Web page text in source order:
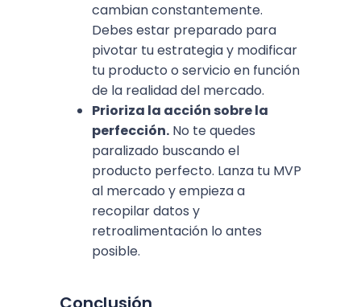
cambian constantemente.
Debes estar preparado para
pivotar tu estrategia y modificar
tu producto o servicio en función
de la realidad del mercado.
Prioriza la acción sobre la
perfección. No te quedes
paralizado buscando el
producto perfecto. Lanza tu MVP
al mercado y empieza a
recopilar datos y
retroalimentación lo antes
posible.